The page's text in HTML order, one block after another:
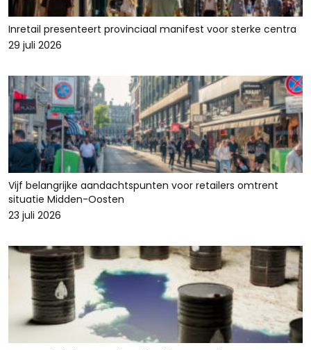
Inretail presenteert provinciaal manifest voor sterke centra
29 juli 2026
Vijf belangrijke aandachtspunten voor retailers omtrent
situatie Midden-Oosten
23 juli 2026